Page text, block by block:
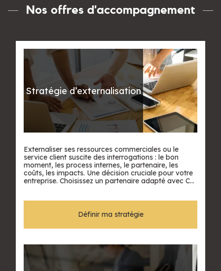
Nos offres d'accompagnement
Stratégie d’externalisation
Externaliser ses ressources commerciales ou le
service client suscite des interrogations : le bon
moment, les process internes, le partenaire, les
coûts, les impacts. Une décision cruciale pour votre
entreprise. Choisissez un partenaire adapté avec Call
Définir ma stratégie